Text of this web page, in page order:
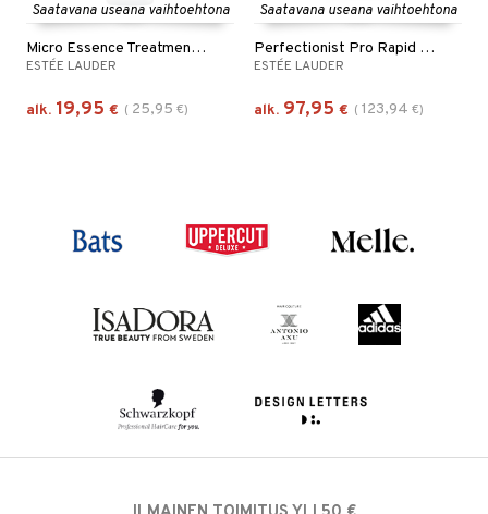
Saatavana useana vaihtoehtona
Micro Essence Treatment Lotion Bio Ferment
ESTÉE LAUDER
alk. 19,95 € ( 25,95 €)
Saatavana useana vaihtoehtona
Perfectionist Pro Rapid Firm + Lift Serum
ESTÉE LAUDER
alk. 97,95 € ( 123,94 €)